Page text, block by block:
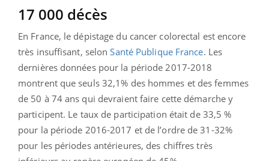
17 000 décès
En France, le dépistage du cancer colorectal est encore
très insuffisant, selonSanté Publique France. Les
dernières données pour la période 2017-2018
montrent que seuls 32,1% des hommes et des femmes
de 50 à 74 ans qui devraient faire cette démarche y
participent. Le taux de participation était de 33,5 %
pour la période 2016-2017 et de l’ordre de 31-32%
pour les périodes antérieures, des chiffres très